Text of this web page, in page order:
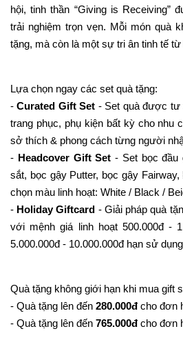
hội, tinh thần “Giving is Receiving”
trải nghiệm trọn vẹn. Mỗi món quà
tặng, mà còn là một sự tri ân tinh tế từ
Lựa chọn ngay các set quà tặng:
-Curated Gift Set - Set quà được tư
trang phục, phụ kiện bất kỳ cho nhu
sở thích & phong cách từng người
- Headcover Gift Set - Set bọc đầu
sắt, bọc gậy Putter, bọc gậy
chọn màu linh hoạt: White / Black /
- Holiday Giftcard - Giải pháp quà
với mệnh giá linh hoạt 500.000đ -
5.000.000đ - 10.000.000đ hạn sử
Quà tặng không giới hạn khi mua gift
- Quà tặng lên đến 280.000đcho đơn
- Quà tặng lên đến 765.000đcho đơn